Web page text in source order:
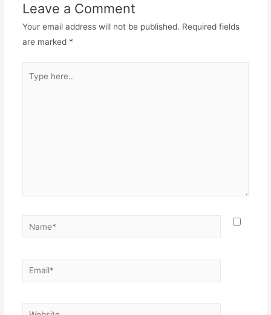
Leave a Comment
Your email address will not be published. Required fields
are marked *
here..
Name*
Email*
Website